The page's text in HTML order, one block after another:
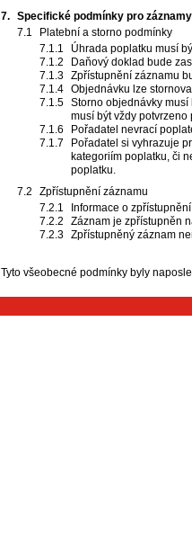
Specifické podmínky pro
Platební a storno podmínky
Úhrada poplatku musí
Daňový doklad bude
Zpřístupnění záznamu
Objednávku lze
Storno objednávky
musí být vždy
Pořadatel nevrací
Pořadatel si vyhrazuje
kategoriím poplatku, či
poplatku.
Zpřístupnění záznamu
Informace o
Záznam je zpřístupněn
Zpřístupněný záznam
Tyto všeobecné podmínky byly